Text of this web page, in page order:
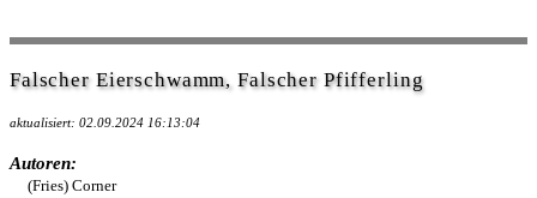
Falscher Eierschwamm, Falscher Pfifferling
aktualisiert: 02.09.2024 16:13:04
Autoren:
(Fries) Corner